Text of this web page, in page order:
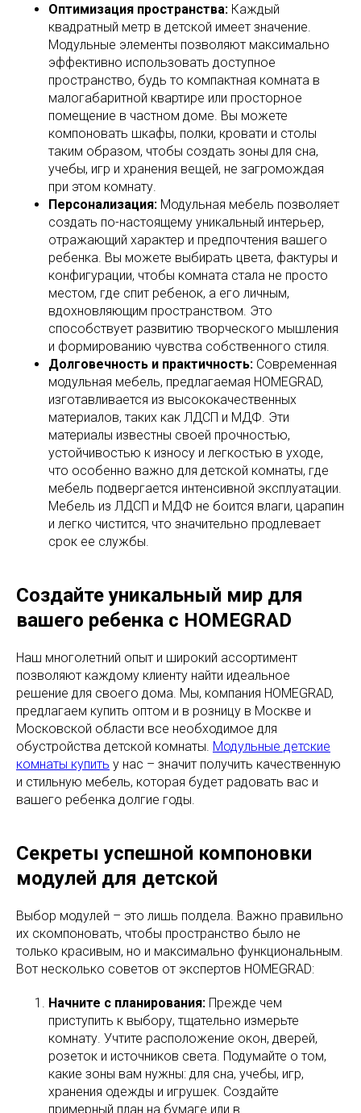
Оптимизация пространства: Каждый
квадратный метр в детской имеет значение.
Модульные элементы позволяют максимально
эффективно использовать доступное
пространство, будь то компактная комната в
малогабаритной квартире или просторное
помещение в частном доме. Вы можете
компоновать шкафы, полки, кровати и столы
таким образом, чтобы создать зоны для сна,
учебы, игр и хранения вещей, не загромождая
при этом комнату.
Персонализация: Модульная мебель позволяет
создать по-настоящему уникальный интерьер,
отражающий характер и предпочтения вашего
ребенка. Вы можете выбирать цвета, фактуры и
конфигурации, чтобы комната стала не просто
местом, где спит ребенок, а его личным,
вдохновляющим пространством. Это
способствует развитию творческого мышления
и формированию чувства собственного стиля.
Долговечность и практичность: Современная
модульная мебель, предлагаемая HOMEGRAD,
изготавливается из высококачественных
материалов, таких как ЛДСП и МДФ. Эти
материалы известны своей прочностью,
устойчивостью к износу и легкостью в уходе,
что особенно важно для детской комнаты, где
мебель подвергается интенсивной эксплуатации.
Мебель из ЛДСП и МДФ не боится влаги, царапин
и легко чистится, что значительно продлевает
срок ее службы.
Создайте уникальный мир для
вашего ребенка с HOMEGRAD
Наш многолетний опыт и широкий ассортимент
позволяют каждому клиенту найти идеальное
решение для своего дома. Мы, компания HOMEGRAD,
предлагаем купить оптом и в розницу в Москве и
Московской области все необходимое для
обустройства детской комнаты. Модульные детские
комнаты купить у нас – значит получить качественную
и стильную мебель, которая будет радовать вас и
вашего ребенка долгие годы.
Секреты успешной компоновки
модулей для детской
Выбор модулей – это лишь полдела. Важно правильно
их скомпоновать, чтобы пространство было не
только красивым, но и максимально функциональным.
Вот несколько советов от экспертов HOMEGRAD:
Начните с планирования: Прежде чем
приступить к выбору, тщательно измерьте
комнату. Учтите расположение окон, дверей,
розеток и источников света. Подумайте о том,
какие зоны вам нужны: для сна, учебы, игр,
хранения одежды и игрушек. Создайте
примерный план на бумаге или в